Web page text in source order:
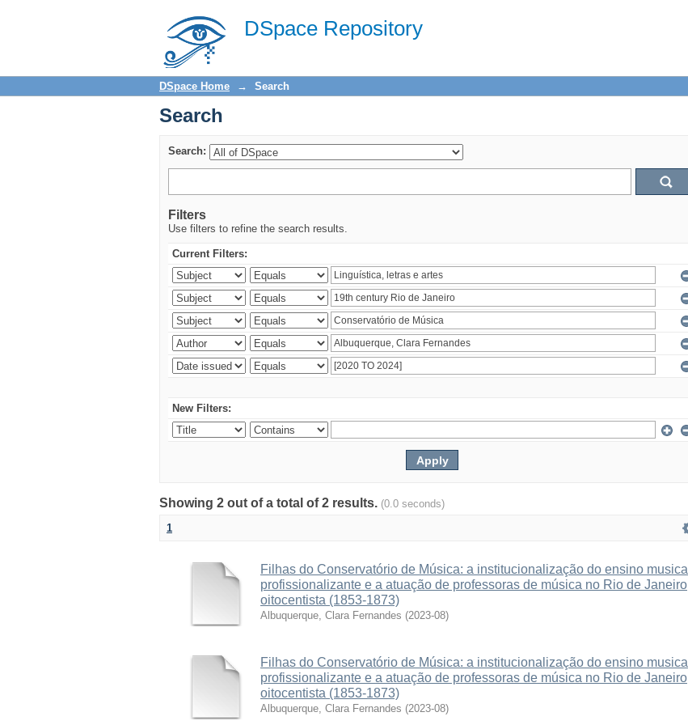
DSpace Repository
Search
DSpace Home → Search
Search
Search:
Filters
Use filters to refine the search results.
Current Filters:
New Filters:
Showing 2 out of a total of 2 results. (0.0 seconds)
1
Filhas do Conservatório de Música: a institucionalização do ensino musical
profissionalizante e a atuação de professoras de música no Rio de Janeiro
oitocentista (1853-1873)
Albuquerque, Clara Fernandes (2023-08)
Filhas do Conservatório de Música: a institucionalização do ensino musical
profissionalizante e a atuação de professoras de música no Rio de Janeiro
oitocentista (1853-1873)
Albuquerque, Clara Fernandes (2023-08)